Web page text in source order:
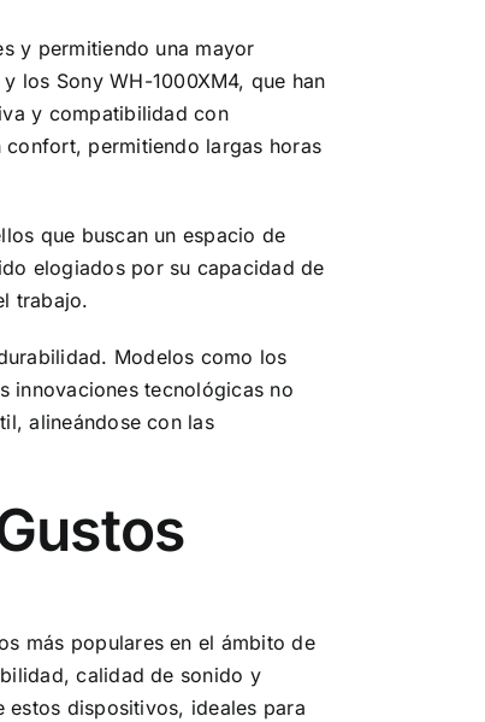
y permitiendo una mayor
los Sony WH-1000XM4, que han
y compatibilidad con
permitiendo largas horas
que buscan un espacio de
elogiados por su capacidad de
trabajo.
Modelos como los
innovaciones tecnológicas no
alineándose con las
más populares en el ámbito de
calidad de sonido y
estos dispositivos, ideales para